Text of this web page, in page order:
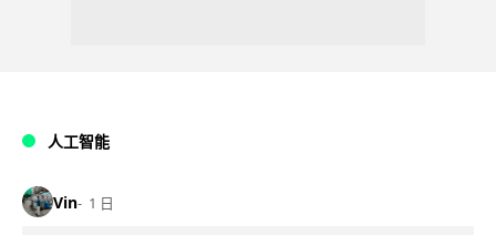
人工智能
Vin 1 日